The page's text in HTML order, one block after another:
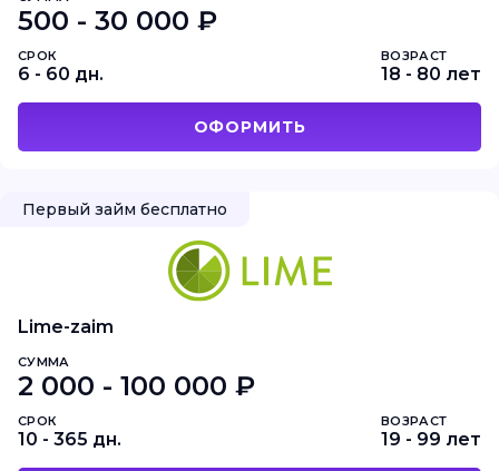
500 - 30 000 ₽
СРОК
6 - 60 дн.
ВОЗРАСТ
18 - 80 лет
ОФОРМИТЬ
Первый займ бесплатно
Lime-zaim
СУММА
2 000 - 100 000 ₽
СРОК
10 - 365 дн.
ВОЗРАСТ
19 - 99 лет